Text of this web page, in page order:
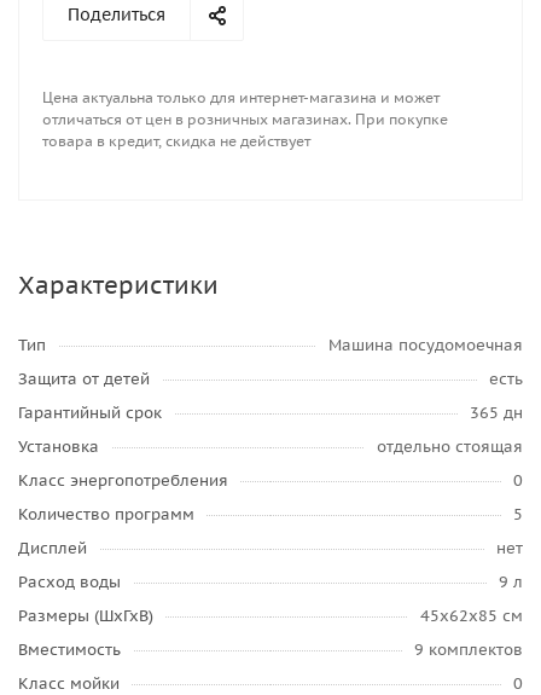
Поделиться
Цена актуальна только для интернет-магазина и может
отличаться от цен в розничных магазинах. При покупке
товара в кредит, скидка не действует
Характеристики
Тип
Машина посудомоечная
Защита от детей
есть
Гарантийный срок
365 дн
Установка
отдельно стоящая
Класс энергопотребления
0
Количество программ
5
Дисплей
нет
Расход воды
9 л
Размеры (ШхГхВ)
45x62x85 см
Вместимость
9 комплектов
Класс мойки
0